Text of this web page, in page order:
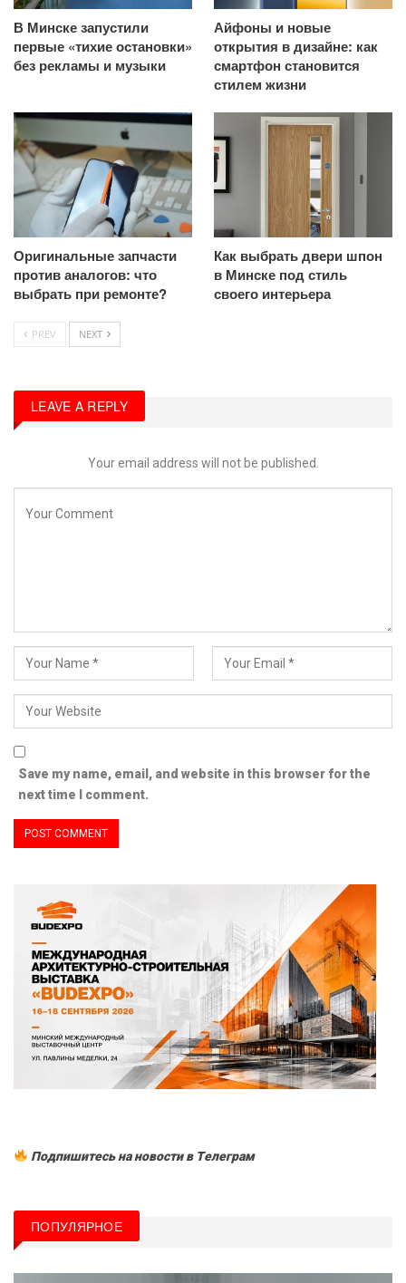
В Минске запустили
первые «тихие остановки»
без рекламы и музыки
Айфоны и новые
открытия в дизайне: как
смартфон становится
стилем жизни
Оригинальные запчасти
против аналогов: что
выбрать при ремонте?
Как выбрать двери шпон
в Минске под стиль
своего интерьера
PREV NEXT
LEAVE A REPLY
Your email address will not be published.
Save my name, email, and website in this browser for the
next time I comment.
Подпишитесь на новости в Tелеграм
ПОПУЛЯРНОЕ